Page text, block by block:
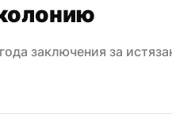
заключения за